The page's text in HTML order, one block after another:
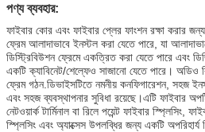
পণ্য ব্যবহার:
ফাইবার কোর এবং ফাইবার প্লের ফাংশন রক্ষা করার
ফ্রেম আলাদাভাবে ইনস্টল করা যেতে পারে, যা
ডিস্ট্রিবিউশন ফ্রেমে একত্রিত করা যেতে পারে এবং
একটি ক্যাবিনেট/শেল্ফেও সাজানো যেতে পারে।
ফ্রেম গঠন.ডিভাইসটিতে নমনীয় কনফিগারেশন, সহজ
এবং সহজ ব্যবস্থাপনার সুবিধা রয়েছে।এটি ফাইবার
নেটওয়ার্ক টার্মিনাল বা রিলে পয়েন্ট ফাইবার স্প্লিসিং,
স্প্লিসিং এবং অ্যাক্সেস উপলব্ধির জন্য একটি অপরিহার্য